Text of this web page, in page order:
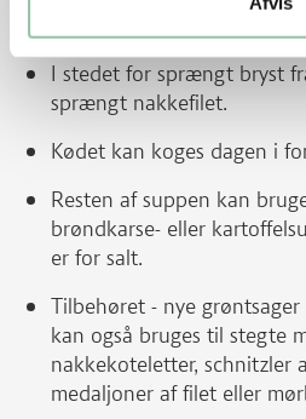
I stedet for sprængt bryst
sprængt nakkefilet.
Kødet kan koges dagen i
Resten af suppen kan
brøndkarse- eller
er for salt.
Tilbehøret - nye
kan også bruges til stegte
nakkekoteletter, schnitzler
medaljoner af filet eller